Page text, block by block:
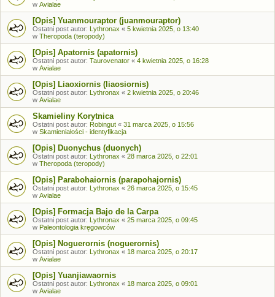
w Avialae
[Opis] Yuanmouraptor (juanmouraptor)
Ostatni post autor: Lythronax « 5 kwietnia 2025, o 13:40
w Theropoda (teropody)
[Opis] Apatornis (apatornis)
Ostatni post autor: Taurovenator « 4 kwietnia 2025, o 16:28
w Avialae
[Opis] Liaoxiornis (liaosiornis)
Ostatni post autor: Lythronax « 2 kwietnia 2025, o 20:46
w Avialae
Skamieliny Korytnica
Ostatni post autor: Robingut « 31 marca 2025, o 15:56
w Skamieniałości - identyfikacja
[Opis] Duonychus (duonych)
Ostatni post autor: Lythronax « 28 marca 2025, o 22:01
w Theropoda (teropody)
[Opis] Parabohaiornis (parapohajornis)
Ostatni post autor: Lythronax « 26 marca 2025, o 15:45
w Avialae
[Opis] Formacja Bajo de la Carpa
Ostatni post autor: Lythronax « 25 marca 2025, o 09:45
w Paleontologia kręgowców
[Opis] Noguerornis (noguerornis)
Ostatni post autor: Lythronax « 18 marca 2025, o 20:17
w Avialae
[Opis] Yuanjiawaornis
Ostatni post autor: Lythronax « 18 marca 2025, o 09:01
w Avialae